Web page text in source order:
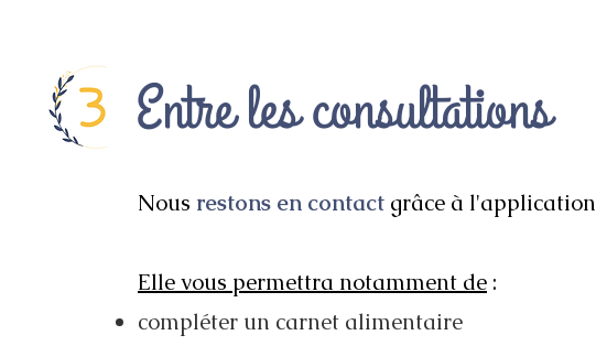
Entre les consultations
Nous restons en contact grâce à l'application
Elle vous permettra notamment de :
compléter un carnet alimentaire